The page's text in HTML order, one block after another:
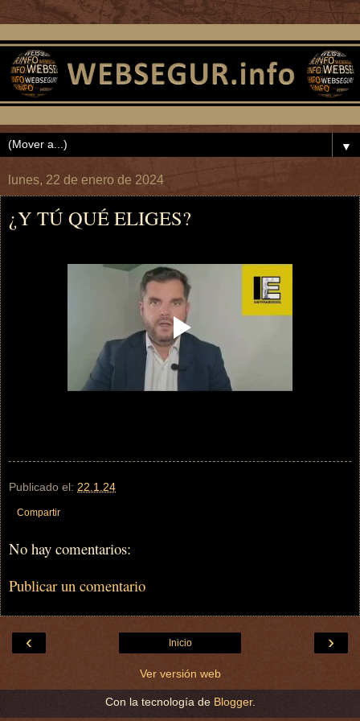
▼
lunes, 22 de enero de 2024
¿Y TÚ QUÉ ELIGES?
Publicado el: 22.1.24
Compartir
No hay comentarios:
Publicar un comentario
‹ ›
Inicio
Ver versión web
Con la tecnología de Blogger.